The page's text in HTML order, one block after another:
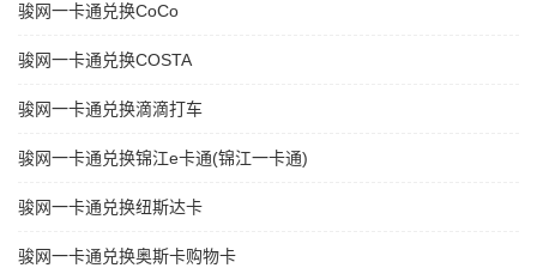
骏网一卡通兑换CoCo
骏网一卡通兑换COSTA
骏网一卡通兑换滴滴打车
骏网一卡通兑换锦江e卡通(锦江一卡通)
骏网一卡通兑换纽斯达卡
骏网一卡通兑换奥斯卡购物卡